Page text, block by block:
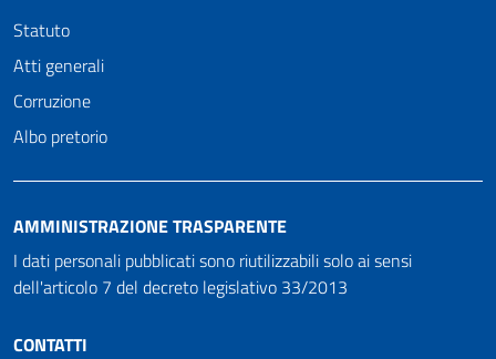
Statuto
Atti generali
Corruzione
Albo pretorio
AMMINISTRAZIONE TRASPARENTE
I dati personali pubblicati sono riutilizzabili solo ai sensi
dell'articolo 7 del decreto legislativo 33/2013
CONTATTI